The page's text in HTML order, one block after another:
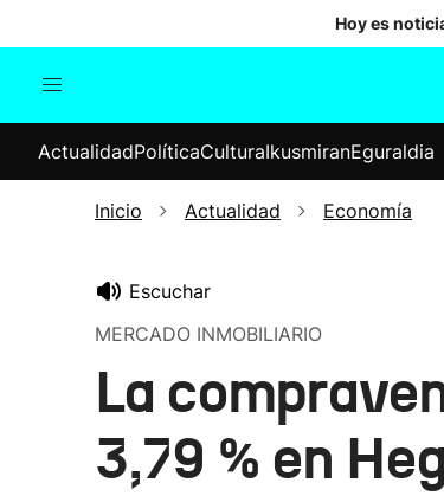
Hoy es
Internacional
Elecciones
ActualidadPolíticaCulturaIkusmiranEguraldia
Inicio Actualidad Economía
Escuchar
MERCADO INMOBILIARIO
La
3,79 % en